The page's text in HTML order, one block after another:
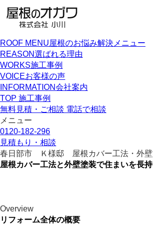
ROOF MENU屋根のお悩み解決メニュー
REASON選ばれる理由
WORKS施工事例
VOICEお客様の声
INFORMATION会社案内
TOP 施工事例
無料見積・ご相談 電話で相談
メニュー
0120-182-296
見積もり・相談
春日部市 Ｋ様邸 屋根カバー工法・外壁
屋根カバー工法と外壁塗装で住まいを長
Overview
リフォーム全体の概要